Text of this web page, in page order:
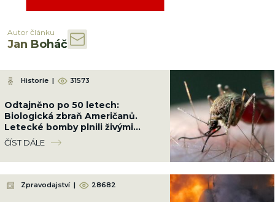
Autor článku
Jan Boháč
Historie | 31573
Odtajněno po 50 letech:
Biologická zbraň Američanů.
Letecké bomby plnili živými
komáry a shazovali je na
obydlené čtvrti
ČÍST DÁLE
Zpravodajství | 28682